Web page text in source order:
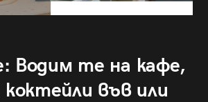
Водим те на кафе,
във или